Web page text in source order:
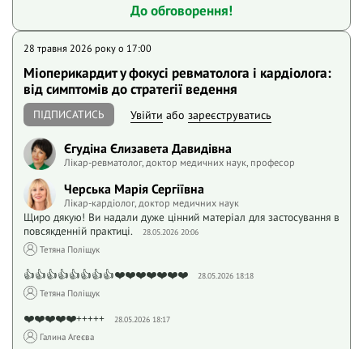
До обговорення!
28 травня 2026 року o 17:00
Міоперикардит у фокусі ревматолога і кардіолога:
від симптомів до стратегії ведення
ПІДПИСАТИСЬ Увійти або зареєструватись
Єгудіна Єлизавета Давидівна
Лікар-ревматолог, доктор медичних наук, професор
Черська Марія Сергіївна
Лікар-кардіолог, доктор медичних наук
Щиро дякую! Ви надали дуже цінний матеріал для застосування в
повсякденній практиці.
28.05.2026 20:06
Тетяна Поліщук
👍👍👍👍👍👍👍👍❤️❤️❤️❤️❤️❤️❤️ 28.05.2026 18:18
Тетяна Поліщук
❤️❤️❤️❤️❤️+++++ 28.05.2026 18:17
Галина Агеєва